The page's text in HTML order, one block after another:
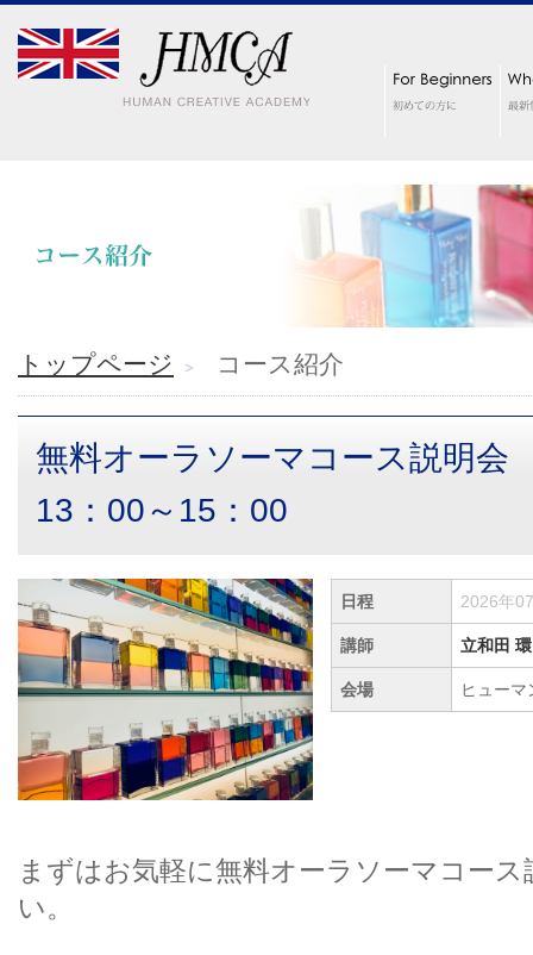
トップページ コース紹介
無料オーラソーマコース説明会
13：00～15：00
日程 2026年
講師 立和田 環
会場 ヒュー
まずはお気軽に無料オーラソーマコー
い。